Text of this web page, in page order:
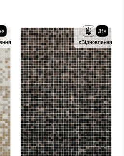
Градієнт, Мікс, Однобарвна
В інтер'єрі, Для лазні, Для басейну, Для ванної кімнати та туалету, Для вітальні, Для душової, Для кухні, Для спальні, Для фартуха, Для фасаду, Для хамама
3,333 шт.
Рельєфна, Глянцева, Гладка
Текстура (особливості):
Градієнт, Мікс, Однобарвна
Вага (брутто): 4.35 кг
Основа: Папір, Сітка
Призначення:
В інтер'єрі, Для лазні, Для басейну, Для ванної кімнати та туалету, Для вітальні, Для душової, Для кухні, Для спальні, Для фартуха, Для фасаду, Для хамама
Кількість модулів у упаковці:
3,333 шт.
Вага модуля: 4,35
Розмір чіпа: 24x24 мм
Товщина чіпа: 4 мм
Площа модуля: 0,6 м²
Країна виробника: Україна
Бренд: AquaMo
: новий